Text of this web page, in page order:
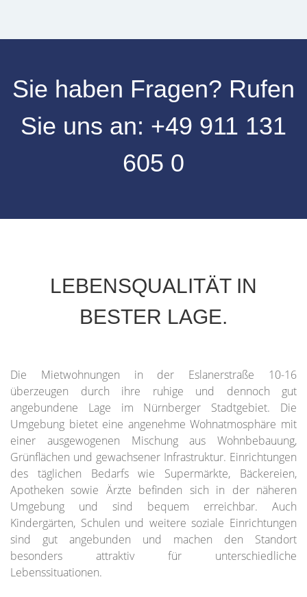
Sie haben Fragen? Rufen
Sie uns an: +49 911 131
605 0
LEBENSQUALITÄT IN
BESTER LAGE.
Die Mietwohnungen in der Eslanerstraße 10-16
überzeugen durch ihre ruhige und dennoch gut
angebundene Lage im Nürnberger Stadtgebiet. Die
Umgebung bietet eine angenehme Wohnatmosphäre mit
einer ausgewogenen Mischung aus Wohnbebauung,
Grünflächen und gewachsener Infrastruktur. Einrichtungen
des täglichen Bedarfs wie Supermärkte, Bäckereien,
Apotheken sowie Ärzte befinden sich in der näheren
Umgebung und sind bequem erreichbar. Auch
Kindergärten, Schulen und weitere soziale Einrichtungen
sind gut angebunden und machen den Standort
besonders attraktiv für unterschiedliche
Lebenssituationen.